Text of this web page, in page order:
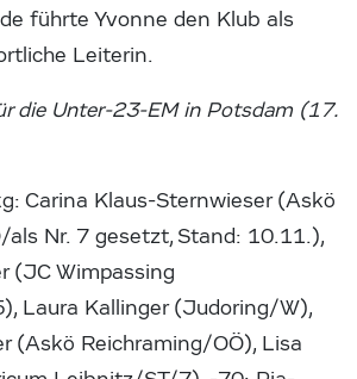
führte Yvonne den Klub als
Leiterin.
die Unter-23-EM in Potsdam (17.
Carina Klaus-Sternwieser (Askö
als Nr. 7 gesetzt, Stand: 10.11.),
(JC Wimpassing
Laura Kallinger (Judoring/W),
(Askö Reichraming/OÖ), Lisa